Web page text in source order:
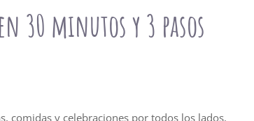
30 minutos y 3 pasos
comidas y celebraciones por todos los lados.